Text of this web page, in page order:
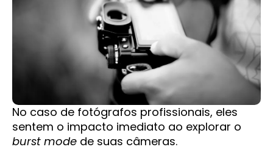
No caso de fotógrafos profissionais, eles
sentem o impacto imediato ao explorar o
burst mode de suas câmeras.